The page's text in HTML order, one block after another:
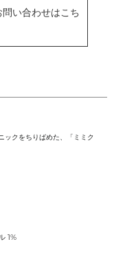
い合わせはこち
ックをちりばめた、「ミミク
1%